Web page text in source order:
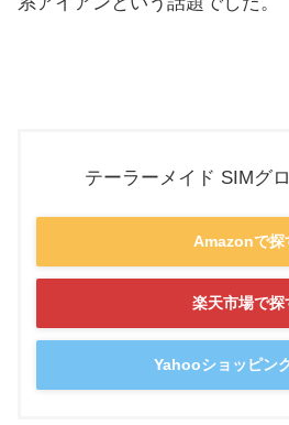
テーラーメイド SIMグ
Amazonで探
楽天市場で探
Yahooショッピン